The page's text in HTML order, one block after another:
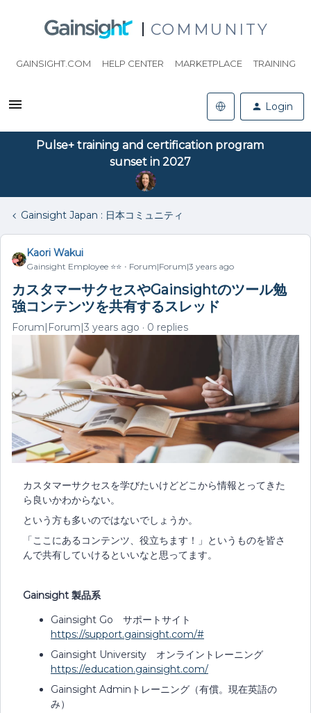
COMMUNITY
GAINSIGHT.COM HELP CENTER MARKETPLACE TRAINING
Login
Pulse+ training and certification program
sunset in 2027
Gainsight Japan : 日本コミュニティ
Kaori Wakui
Gainsight Employee ⭐️⭐️ Forum|Forum|3 years ago
カスタマーサクセスやGainsightのツール勉
強コンテンツを共有するスレッド
Forum|Forum|3 years ago 0 replies
カスタマーサクセスを学びたいけどどこから情報とってきた
ら良いかわからない。
という方も多いのではないでしょうか。
「ここにあるコンテンツ、役立ちます！」というものを皆さ
んで共有していけるといいなと思ってます。
Gainsight 製品系
Gainsight Go サポートサイト
https://support.gainsight.com/#
Gainsight University オンライントレーニング
https://education.gainsight.com/
Gainsight Adminトレーニング（有償。現在英語の
み）